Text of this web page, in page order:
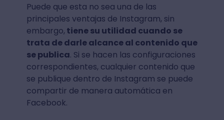
Puede que esta no sea una de las
principales ventajas de Instagram, sin
embargo, tiene su utilidad cuando se
trata de darle alcance al contenido que
se publica. Si se hacen las configuraciones
correspondientes, cualquier contenido que
se publique dentro de Instagram se puede
compartir de manera automática en
Facebook.